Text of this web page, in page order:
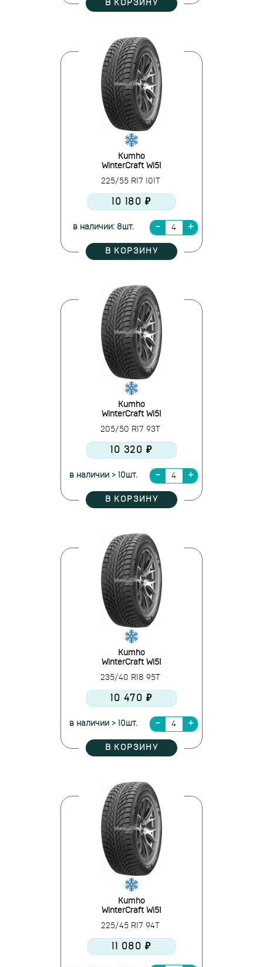
В КОРЗИНУ
Kumho
WinterCraft Wi51
225/55 R17 101T
10 180 ₽
в наличии: 8шт.
В КОРЗИНУ
Kumho
WinterCraft Wi51
205/50 R17 93T
10 320 ₽
в наличии > 10шт.
В КОРЗИНУ
Kumho
WinterCraft Wi51
235/40 R18 95T
10 470 ₽
в наличии > 10шт.
В КОРЗИНУ
Kumho
WinterCraft Wi51
225/45 R17 94T
11 080 ₽